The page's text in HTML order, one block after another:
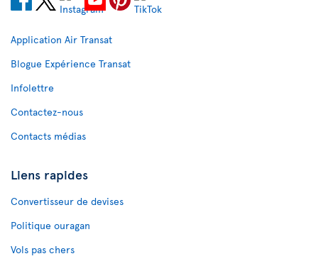
Application Air Transat
Blogue Expérience Transat
Infolettre
Contactez-nous
Contacts médias
Liens rapides
Convertisseur de devises
Politique ouragan
Vols pas chers